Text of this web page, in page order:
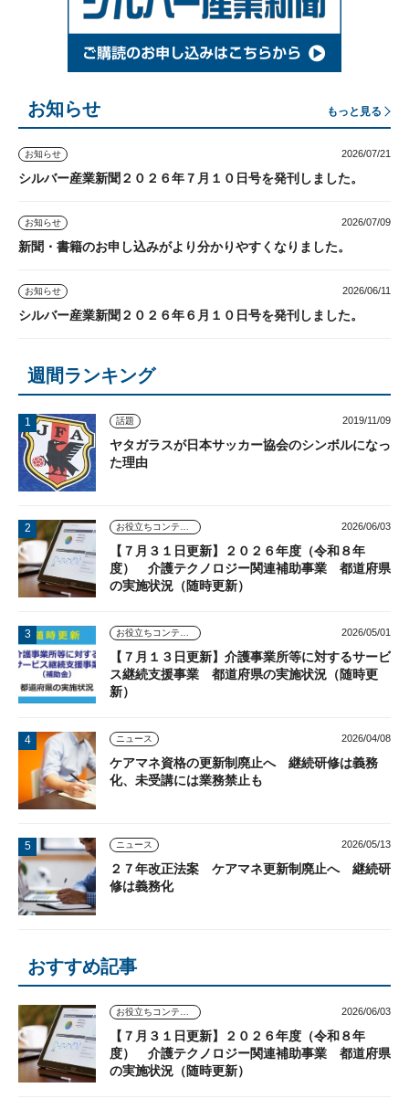
お知らせ もっと見る
お知らせ 2026/07/21
シルバー産業新聞２０２６年７月１０日号を発刊しました。
お知らせ 2026/07/09
新聞・書籍のお申し込みがより分かりやすくなりました。
お知らせ 2026/06/11
シルバー産業新聞２０２６年６月１０日号を発刊しました。
週間ランキング
話題 2019/11/09
ヤタガラスが日本サッカー協会のシンボルになっ
た理由
2026/06/03
【７月３１日更新】２０２６年度（令和８年
度） 介護テクノロジー関連補助事業 都道府県
の実施状況（随時更新）
2026/05/01
【７月１３日更新】介護事業所等に対するサービ
ス継続支援事業 都道府県の実施状況（随時更
新）
ニュース 2026/04/08
ケアマネ資格の更新制廃止へ 継続研修は義務
化、未受講には業務禁止も
ニュース 2026/05/13
２７年改正法案 ケアマネ更新制廃止へ 継続研
修は義務化
おすすめ記事
2026/06/03
【７月３１日更新】２０２６年度（令和８年
度） 介護テクノロジー関連補助事業 都道府県
の実施状況（随時更新）